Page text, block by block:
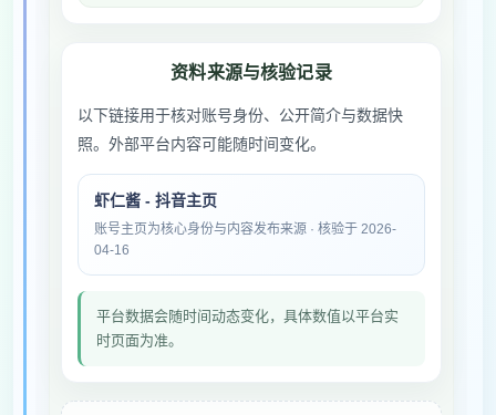
资料来源与核验记录
以下链接用于核对账号身份、公开简介与数据快
照。外部平台内容可能随时间变化。
虾仁酱 - 抖音主页
账号主页为核心身份与内容发布来源 · 核验于 2026-
04-16
平台数据会随时间动态变化，具体数值以平台实
时页面为准。